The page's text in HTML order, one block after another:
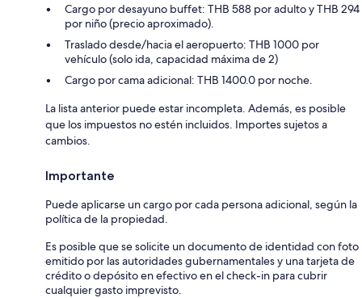
Cargo por desayuno buffet: THB 588 por adulto y THB 294
por niño (precio aproximado).
Traslado desde/hacia el aeropuerto: THB 1000 por
vehículo (solo ida, capacidad máxima de 2)
Cargo por cama adicional: THB 1400.0 por noche.
La lista anterior puede estar incompleta. Además, es posible
que los impuestos no estén incluidos. Importes sujetos a
cambios.
Importante
Puede aplicarse un cargo por cada persona adicional, según la
política de la propiedad.
Es posible que se solicite un documento de identidad con foto
emitido por las autoridades gubernamentales y una tarjeta de
crédito o depósito en efectivo en el check-in para cubrir
cualquier gasto imprevisto.